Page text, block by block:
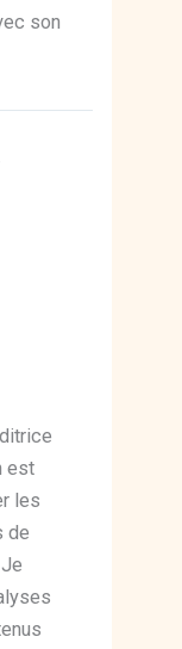
son
est
les
de